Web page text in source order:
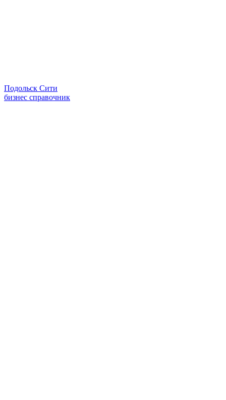
Подольск Сити
бизнес справочник